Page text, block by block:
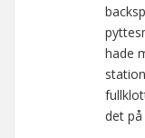
hade
det på